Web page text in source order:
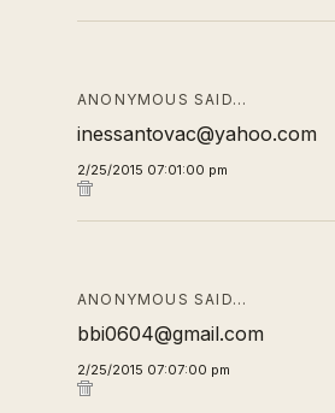
ANONYMOUS SAID…
inessantovac@yahoo.com
2/25/2015 07:01:00 pm
ANONYMOUS SAID…
bbi0604@gmail.com
2/25/2015 07:07:00 pm